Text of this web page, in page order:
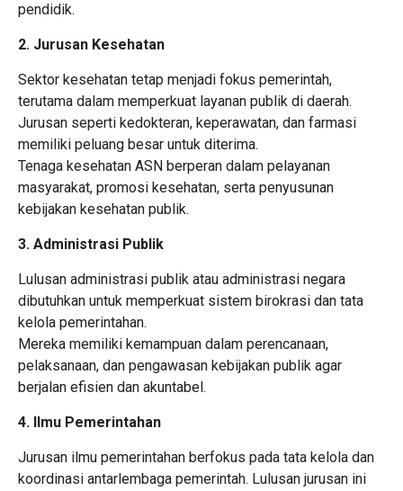
pendidik.
2. Jurusan Kesehatan
Sektor kesehatan tetap menjadi fokus pemerintah,
terutama dalam memperkuat layanan publik di daerah.
Jurusan seperti kedokteran, keperawatan, dan farmasi
memiliki peluang besar untuk diterima.
Tenaga kesehatan ASN berperan dalam pelayanan
masyarakat, promosi kesehatan, serta penyusunan
kebijakan kesehatan publik.
3. Administrasi Publik
Lulusan administrasi publik atau administrasi negara
dibutuhkan untuk memperkuat sistem birokrasi dan tata
kelola pemerintahan.
Mereka memiliki kemampuan dalam perencanaan,
pelaksanaan, dan pengawasan kebijakan publik agar
berjalan efisien dan akuntabel.
4. Ilmu Pemerintahan
Jurusan ilmu pemerintahan berfokus pada tata kelola dan
koordinasi antarlembaga pemerintah. Lulusan jurusan ini